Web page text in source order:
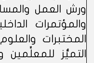
ورش العمل
والمؤتمرات
المختبرات
التميُّز للمعلِّمين